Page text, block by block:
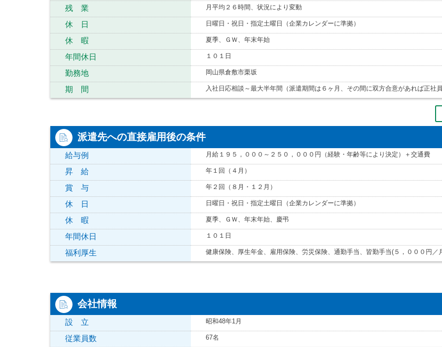
残 業 月平均２６時間、状況により変動
休 日 日曜日・祝日・指定土曜日（企業カレンダーに準拠）
休 暇 夏季、ＧＷ、年末年始
年間休日 １０１日
勤務地 岡山県倉敷市栗坂
期 間 入社日応相談～最大半年間（派遣期間は６ヶ月、その間に双方合意があれば正社
派遣先への直接雇用後の条件
給与例 月給１９５，０００～２５０，０００円（経験・年齢等により決定）＋交通費
昇 給 年１回（４月）
賞 与 年２回（８月・１２月）
休 日 日曜日・祝日・指定土曜日（企業カレンダーに準拠）
休 暇 夏季、ＧＷ、年末年始、慶弔
年間休日 １０１日
福利厚生 健康保険、厚生年金、雇用保険、労災保険、通勤手当、皆勤手当(５，０００円／
会社情報
設 立 昭和48年1月
従業員数 67名